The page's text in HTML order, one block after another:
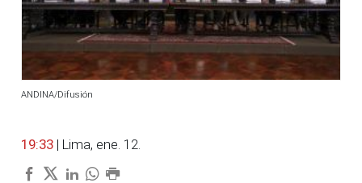
ANDINA/Difusión
19:33 | Lima, ene. 12.